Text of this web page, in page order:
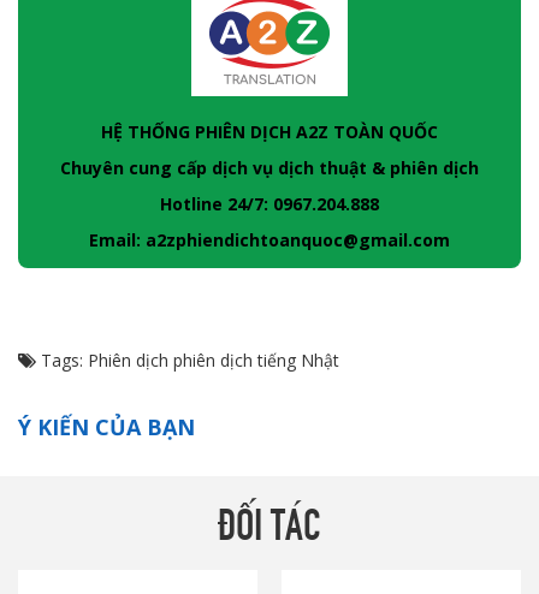
HỆ THỐNG PHIÊN DỊCH A2Z TOÀN QUỐC
Chuyên cung cấp dịch vụ dịch thuật & phiên dịch
Hotline 24/7: 0967.204.888
Email: a2zphiendichtoanquoc@gmail.com
Tags: Phiên dịch phiên dịch tiếng Nhật
Ý KIẾN CỦA BẠN
ĐỐI TÁC